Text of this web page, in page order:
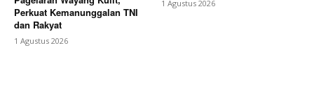
Perkuat Kemanunggalan TNI
dan Rakyat
1 Agustus 2026
1 Agustus 2026